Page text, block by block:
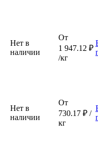
Нет в
наличии
От
1 947.12 ₽
/кг
Нет в
наличии
От
730.17 ₽ /
кг